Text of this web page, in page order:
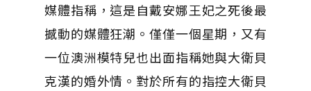
媒體指稱，這是自戴安娜王妃之死後最
撼動的媒體狂潮。僅僅一個星期，又有
一位澳洲模特兒也出面指稱她與大衛貝
克漢的婚外情。對於所有的指控大衛貝